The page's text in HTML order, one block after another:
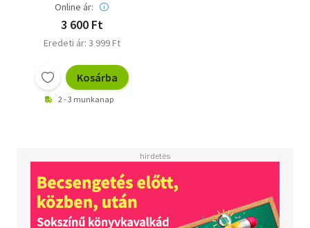
Online ár:
3 600 Ft
Eredeti ár: 3 999 Ft
Kosárba
2 - 3 munkanap